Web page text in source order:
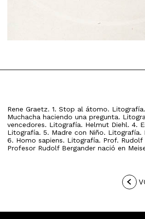
Rene Graetz. 1. Stop al átomo.
Muchacha haciendo una pregunta.
vencedores. Litografía. Helmut Diehl. 4.
Litografía. 5. Madre con Niño. Litografía.
6. Homo sapiens. Litografía. Prof. Rudolf
Profesor Rudolf Bergander nació en